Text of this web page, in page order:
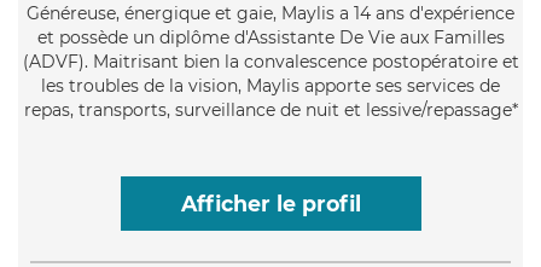
Généreuse, énergique et gaie, Maylis a 14 ans d'expérience
et possède un diplôme d'Assistante De Vie aux Familles
(ADVF). Maitrisant bien la convalescence postopératoire et
les troubles de la vision, Maylis apporte ses services de
repas, transports, surveillance de nuit et lessive/repassage*
Afficher le profil